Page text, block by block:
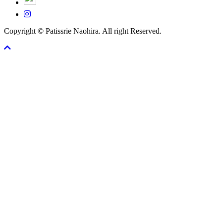
Copyright © Patissrie Naohira. All right Reserved.